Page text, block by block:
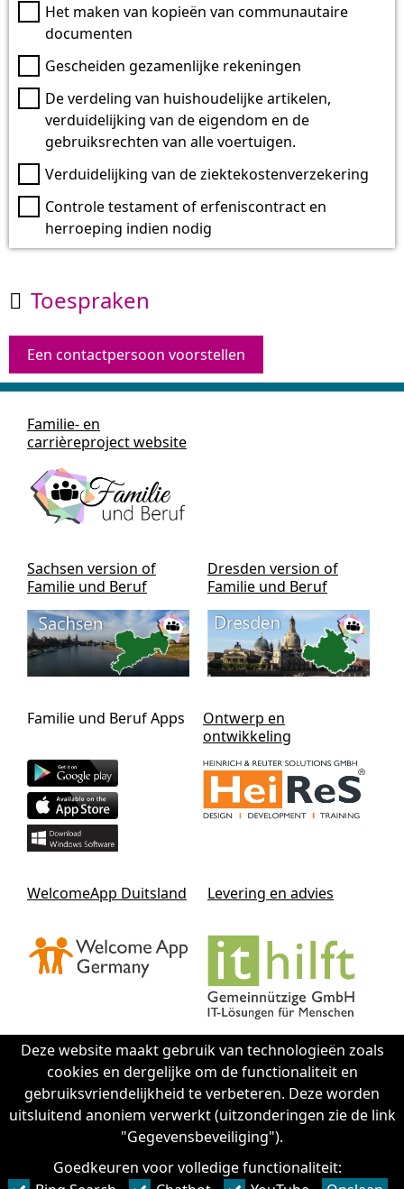
Deze website maakt gebruik van technologieën zoals
cookies en dergelijke om de functionaliteit en
gebruiksvriendelijkheid te verbeteren. Deze worden
uitsluitend anoniem verwerkt (uitzonderingen zie de link
"Gegevensbeveiliging").
Goedkeuren voor volledige functionaliteit:
Het maken van kopieën van communautaire
documenten
Gescheiden gezamenlijke rekeningen
De verdeling van huishoudelijke artikelen,
verduidelijking van de eigendom en de
gebruiksrechten van alle voertuigen.
Verduidelijking van de ziektekostenverzekering
Controle testament of erfeniscontract en
herroeping indien nodig
 Toespraken
Een contactpersoon voorstellen
Familie- en
carrièreproject website
Sachsen version of
Familie und Beruf
Dresden version of
Familie und Beruf
Familie und Beruf Apps
Ontwerp en
ontwikkeling
WelcomeApp Duitsland Levering en advies
Contact IThilft gGmbH
+49 351 - 312 930 64
info@it-hilft.de